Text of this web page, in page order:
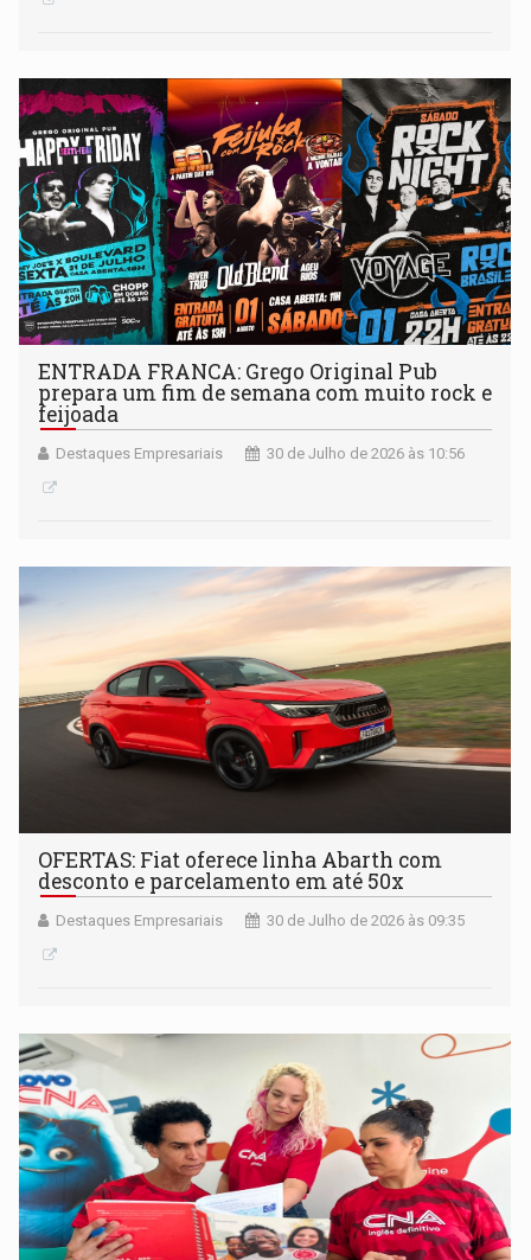
ENTRADA FRANCA: Grego Original Pub
prepara um fim de semana com muito rock e
feijoada
Destaques Empresariais 30 de Julho de 2026 às 10:56
OFERTAS: Fiat oferece linha Abarth com
desconto e parcelamento em até 50x
Destaques Empresariais 30 de Julho de 2026 às 09:35